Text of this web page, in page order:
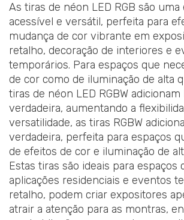
As tiras de néon LED RGB são uma
acessível e versátil, perfeita para
mudança de cor vibrante em
retalho, decoração de interiores e
temporários. Para espaços que
de cor como de iluminação de alta
tiras de néon LED RGBW
verdadeira, aumentando a
versatilidade, as tiras RGBW
verdadeira, perfeita para espaços
de efeitos de cor e iluminação de
Estas tiras são ideais para espaços
aplicações residenciais e eventos
retalho, podem criar expositores
atrair a atenção para as montras,